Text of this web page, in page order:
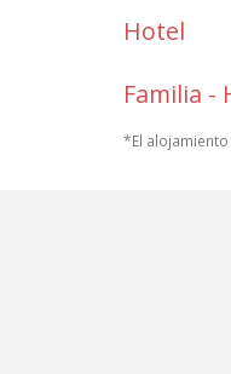
Hotel
Familia -
*El